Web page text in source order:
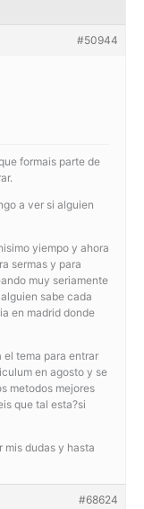
#50944
formais parte de
a ver si alguien
yiempo y ahora
sermas y para
muy seriamente
sabe cada
en madrid donde
el tema para entrar
en agosto y se
metodos mejores
que tal esta?si
mis dudas y hasta
#68624